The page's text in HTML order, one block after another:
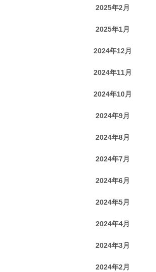
2025年2月
2025年1月
2024年12月
2024年11月
2024年10月
2024年9月
2024年8月
2024年7月
2024年6月
2024年5月
2024年4月
2024年3月
2024年2月